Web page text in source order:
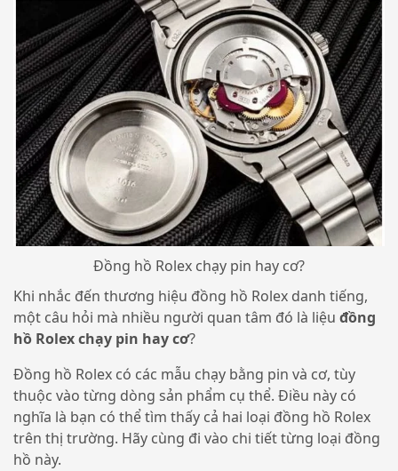
Đồng hồ Rolex chạy pin hay cơ?
Khi nhắc đến thương hiệu đồng hồ Rolex danh tiếng,
một câu hỏi mà nhiều người quan tâm đó là liệu đồng
hồ Rolex chạy pin hay cơ?
Đồng hồ Rolex có các mẫu chạy bằng pin và cơ, tùy
thuộc vào từng dòng sản phẩm cụ thể. Điều này có
nghĩa là bạn có thể tìm thấy cả hai loại đồng hồ Rolex
trên thị trường. Hãy cùng đi vào chi tiết từng loại đồng
hồ này.